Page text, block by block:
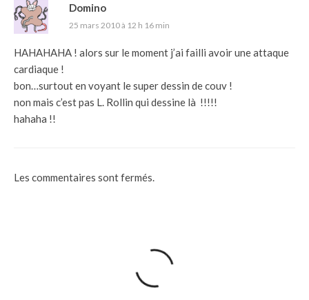
Domino
25 mars 2010 à 12 h 16 min
HAHAHAHA ! alors sur le moment j’ai failli avoir une attaque
cardiaque !
bon…surtout en voyant le super dessin de couv !
non mais c’est pas L. Rollin qui dessine là !!!!!
hahaha !!
Les commentaires sont fermés.